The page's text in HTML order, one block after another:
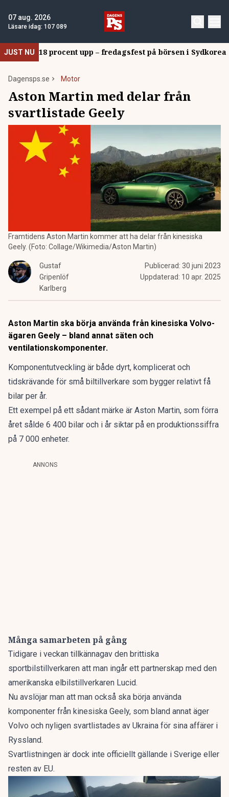
07 aug. 2026
Läsare idag: 107 089
JUST NU 18 procent upp – fredagsfest på börsen i Sydkorea
Dagensps.se Motor
Aston Martin med delar från
svartlistade Geely
Framtidens Aston Martin kommer att ha delar från kinesiska
Geely. (Foto: Collage/Wikimedia/Aston Martin)
Gustaf
Gripenlöf
Karlberg
Publicerad: 30 juni 2023
Uppdaterad: 10 apr. 2025
Aston Martin ska börja använda från kinesiska Volvo-
ägaren Geely – bland annat säten och
ventilationskomponenter.
Komponentutveckling är både dyrt, komplicerat och
tidskrävande för små biltillverkare som bygger relativt få
bilar per år.
Ett exempel på ett sådant märke är Aston Martin, som förra
året sålde 6 400 bilar och i år siktar på en produktionssiffra
på 7 000 enheter.
ANNONS
Många samarbeten på gång
Tidigare i veckan tillkännagav den brittiska
sportbilstillverkaren att man ingår ett partnerskap med den
amerikanska elbilstillverkaren Lucid.
Nu avslöjar man att man också ska börja använda
komponenter från kinesiska Geely, som bland annat äger
Volvo och nyligen svartlistades av Ukraina för sina affärer i
Ryssland.
Svartlistningen är dock inte officiellt gällande i Sverige eller
resten av EU.